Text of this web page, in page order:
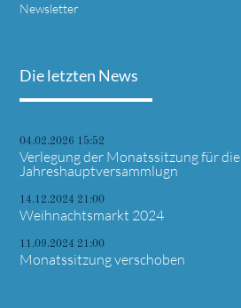
Newsletter
Die letzten News
04.02.2026 15:52
Verlegung der Monatssitzung für die
Jahreshauptversammlugn
14.12.2024 21:00
Weihnachtsmarkt 2024
11.09.2024 21:00
Monatssitzung verschoben